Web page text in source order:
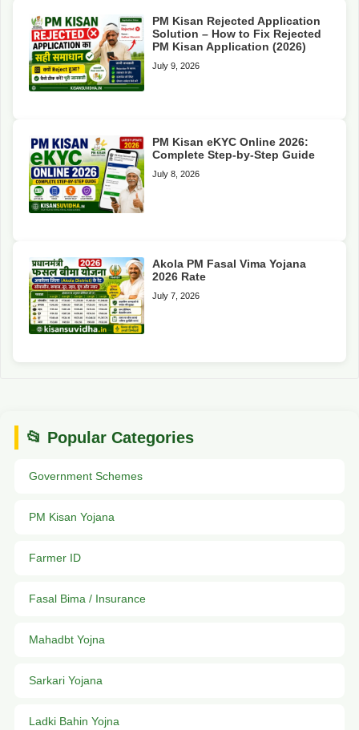
PM Kisan Rejected Application
Solution – How to Fix Rejected
PM Kisan Application (2026)
July 9, 2026
PM Kisan eKYC Online 2026:
Complete Step-by-Step Guide
July 8, 2026
Akola PM Fasal Vima Yojana
2026 Rate
July 7, 2026
📂 Popular Categories
Government Schemes
PM Kisan Yojana
Farmer ID
Fasal Bima / Insurance
Mahadbt Yojna
Sarkari Yojana
Ladki Bahin Yojna